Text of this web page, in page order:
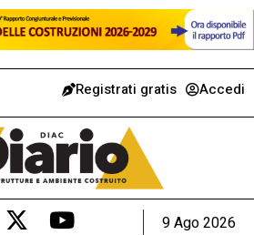
Registrati gratis Accedi
9 Ago 2026